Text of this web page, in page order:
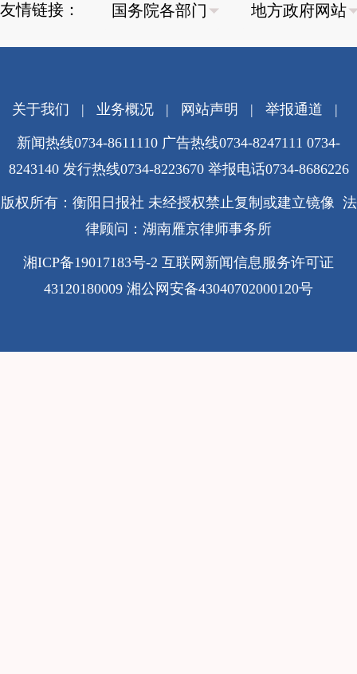
友情链接：
关于我们 | 业务概况| 网站声明 | 举报通道 |
新闻热线0734-8611110 广告热线0734-8247111 0734-
8243140 发行热线0734-8223670 举报电话0734-8686226
版权所有：衡阳日报社 未经授权禁止复制或建立镜像 法
律顾问：湖南雁京律师事务所
湘ICP备19017183号-2 互联网新闻信息服务许可证
43120180009 湘公网安备43040702000120号